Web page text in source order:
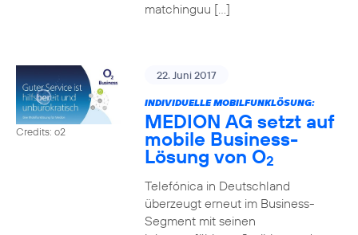
matchinguu […]
Credits: o2
22. Juni 2017
INDIVIDUELLE MOBILFUNKLÖSUNG:
MEDION AG setzt auf
mobile Business-
Lösung von O2
Telefónica in Deutschland
überzeugt erneut im Business-
Segment mit seinen